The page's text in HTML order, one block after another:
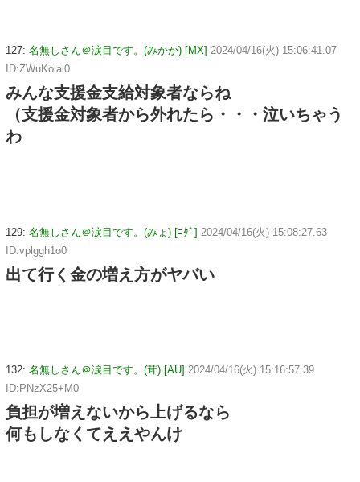
127: 名無しさん＠涙目です。(みかか) [MX] 2024/04/16(火) 15:06:41.07
ID:ZWuKoiai0
みんな支援金支給対象者ならね
（支援金対象者から外れたら・・・泣いちゃう
わ
129: 名無しさん＠涙目です。(みょ) [ﾆﾀﾞ] 2024/04/16(火) 15:08:27.63
ID:vplggh1o0
出て行く金の増え方がヤバい
132: 名無しさん＠涙目です。(茸) [AU] 2024/04/16(火) 15:16:57.39
ID:PNzX25+M0
負担が増えないから上げるなら
何もしなくてええやんけ